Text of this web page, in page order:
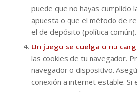
puede que no hayas cumplido
apuesta o que el método de
el de depósito (política común).
Un juego se cuelga o no
las cookies de tu navegador.
navegador o dispositivo.
conexión a internet estable. Si